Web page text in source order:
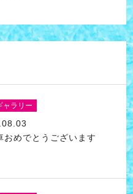
ャラリー
おめでとうございます